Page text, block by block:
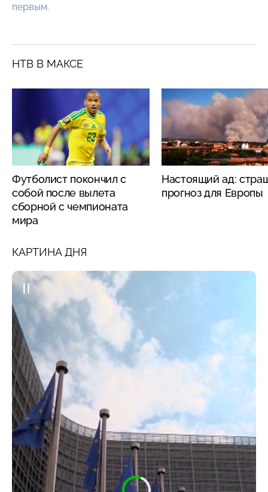
первым.
НТВ В МАКСЕ
Футболист покончил с
собой после вылета
сборной с чемпионата
мира
Настоящий ад:
прогноз для Европы
КАРТИНА ДНЯ